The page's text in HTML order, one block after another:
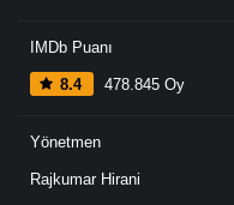
IMDb Puanı
8.4 478.845 Oy
Yönetmen
Rajkumar Hirani